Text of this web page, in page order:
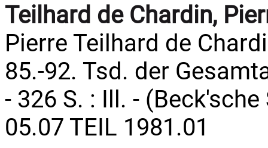
Teilhard de Chardin,
Pierre Teilhard de
85.-92. Tsd. der
- 326 S. : Ill. -
05.07 TEIL 1981.01